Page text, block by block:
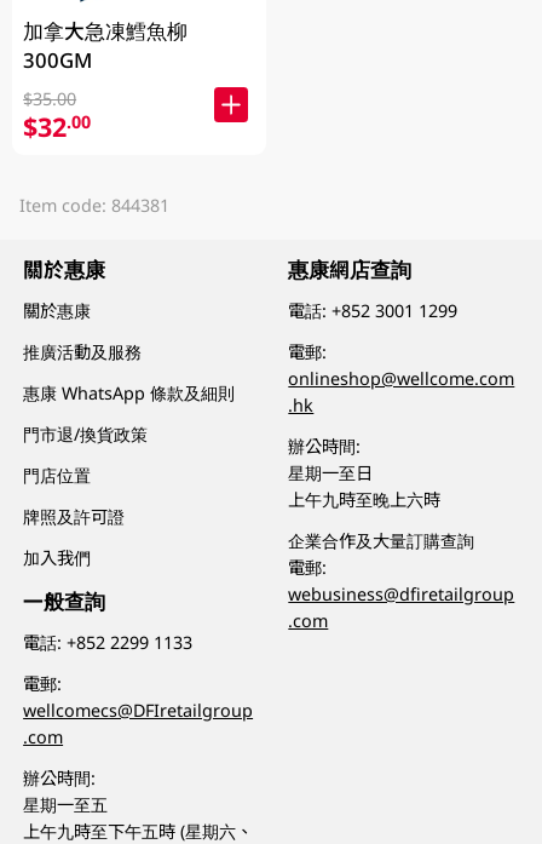
加拿大急凍鱈魚柳
300GM
$35.00
$32.00
Item code: 844381
關於惠康
關於惠康
推廣活動及服務
惠康 WhatsApp 條款及細則
門市退/換貨政策
門店位置
牌照及許可證
加入我們
一般查詢
電話:+852 2299 1133
電郵:
wellcomecs@DFIretailgroup
.com
辦公時間:
星期一至五
上午九時至下午五時 (星期六、
惠康網店查詢
電話:+852 3001 1299
電郵:
onlineshop@wellcome.com
.hk
辦公時間:
星期一至日
上午九時至晚上六時
企業合作及大量訂購查詢
電郵:
webusiness@dfiretailgroup
.com